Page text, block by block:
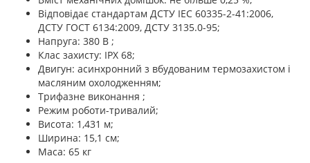
Відповідає стандартам ДСТУ ІЕС 60335-2-41:2006,
ДСТУ ГОСТ 6134:2009, ДСТУ 3135.0-95;
Напруга: 380 В ;
Клас захисту: ІРХ 68;
Двигун: асинхронний з вбудованим термозахистом і
масляним охолодженням;
Трифазне виконання ;
Режим роботи-тривалий;
Висота: 1,431 м;
Ширина: 15,1 см;
Маса: 65 кг